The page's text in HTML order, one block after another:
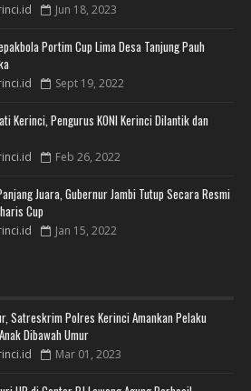
Jun 18, 2023
Portim Cup Lima Desa Tanjung Pauh
Sept 19, 2022
Kerinci, Pengurus KONI Kerinci Dilantik dan
Feb 26, 2022
Juara, Gubernur Jambi Tutup Secara Resmi
Cup
Jan 15, 2022
Satreskrim Polres Kerinci Amankan Pelaku
Dibawah Umur
Mar 01, 2023